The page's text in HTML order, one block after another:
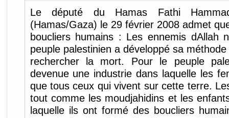
Le député du Hamas Fathi
(Hamas/Gaza) le 29 février 2008 admet
boucliers humains : Les ennemis dAllah
peuple palestinien a développé sa
rechercher la mort. Pour le peuple
devenue une industrie dans laquelle les
que tous ceux qui vivent sur cette terre.
tout comme les moudjahidins et les
laquelle ils ont formé des boucliers